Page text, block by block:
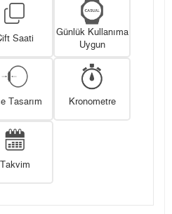
Saati
Günlük Kullanıma
Uygun
Tasarım Kronometre
Takvim